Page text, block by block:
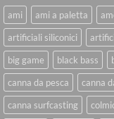
ami ami a paletta
artificiali siliconici
big game
black bass
canna da pesca
canna
canna surfcasting